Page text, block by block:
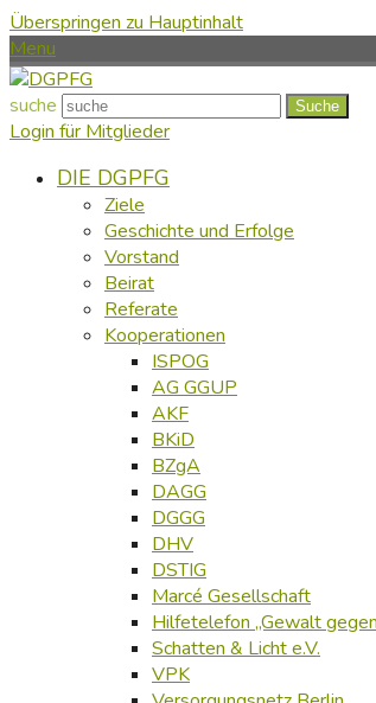
Überspringen zu Hauptinhalt
Menu
suche Suche
Login für Mitglieder
DIE DGPFG
Ziele
Geschichte und Erfolge
Vorstand
Beirat
Referate
Kooperationen
ISPOG
AG GGUP
AKF
BKiD
BZgA
DAGG
DGGG
DHV
DSTIG
Marcé Gesellschaft
Hilfetelefon „Gewalt
Schatten & Licht e.V.
VPK